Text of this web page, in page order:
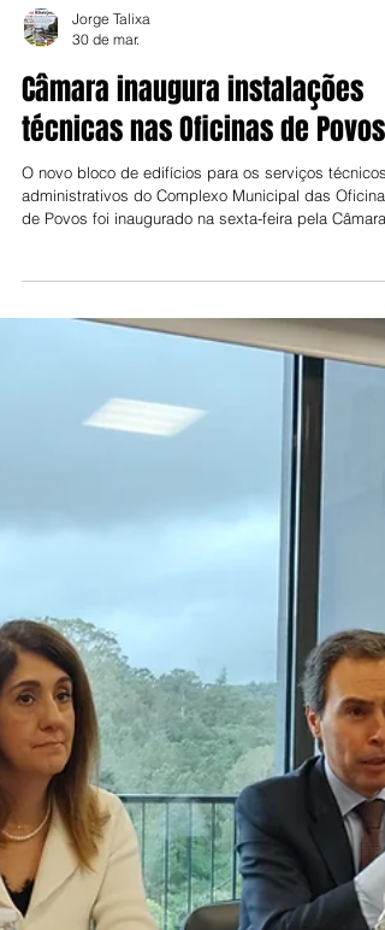
Jorge Talixa
30 de mar.
O novo bloco de edifícios para os serviços técnicos
administrativos do Complexo Municipal das Oficinas
de Vila Franca de Xira, num investimento de cerca
476 mil euros acrescido de IVA. Desenvolvido numa
nova filosofia de construção modular, o bloco
se a gabinetes técnicos e administrativos da Divisão
de Oficinas Municipais. “Esta foi a primeira
experiência que desenvolvemos, na Câmara